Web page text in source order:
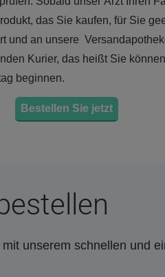
das Sie kaufen, für Sie
und an unsere
Kurier, das heißt Sie
beginnen.
Bestellen Sie jetzt
unserem schnellen und